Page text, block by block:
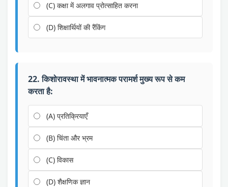
(C) कक्षा में अलगाव प्रोत्साहित करना
(D) शिक्षार्थियों की रैंकिंग
22. किशोरावस्था में भावनात्मक परामर्श मुख्य रूप से कम
करता है:
(A) प्रतिक्रियाएँ
(B) चिंता और भ्रम
(C) विकास
(D) शैक्षणिक ज्ञान